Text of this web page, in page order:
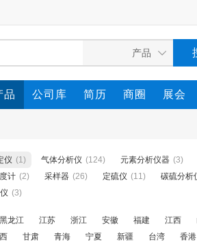
品 公司库 简历 商圈 展会
仪 (1) 气体分析仪 (124) 元素分析仪器 (3)
计 (2) 采样器 (26) 定硫仪 (11) 碳硫分析
(3)
黑龙江 江苏 浙江 安徽 福建 江西
甘肃 青海 宁夏 新疆 台湾 香港